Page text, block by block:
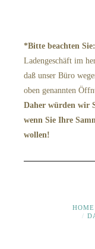
*Bitte beachten
Ladengeschäft im
daß unser Büro
oben genannten
Daher würden wir
wenn Sie Ihre
wollen!
HOME